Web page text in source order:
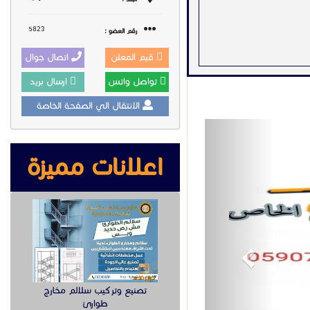
رقم العضو : 5823
قيم المعلن اتصال جوال
تواصل واتس ارسال بريد
الانتقال الي الصفحة الخاصة
اعلانات مميزة
تصنيع وتركيب سلالم مخارج
طوارئ